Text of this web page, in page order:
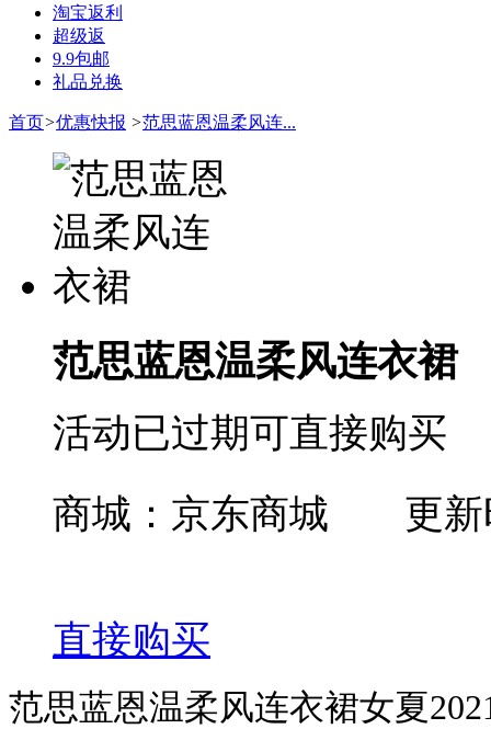
淘宝返利
超级返
9.9包邮
礼品兑换
首页>优惠快报 >范思蓝恩温柔风连...
范思蓝恩温柔风连衣裙
活动已过期可直接购买
商城：京东商城
更新
直接购买
范思蓝恩温柔风连衣裙女夏